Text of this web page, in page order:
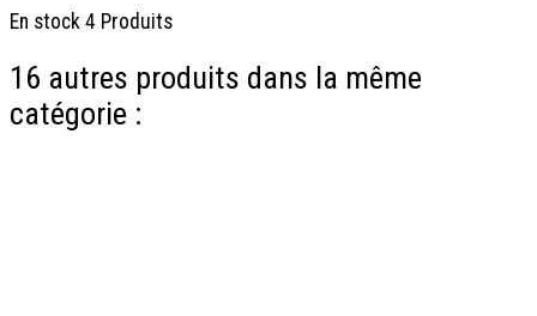
En stock 4 Produits
16 autres produits dans la même
catégorie :